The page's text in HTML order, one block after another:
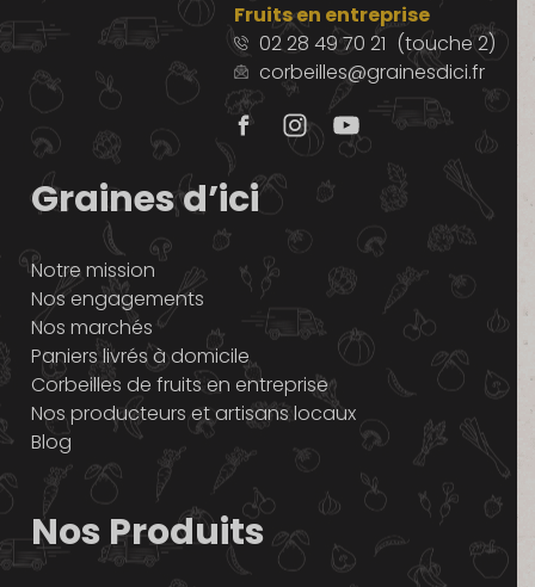
Fruits en entreprise
02 28 49 70 21 (touche 2)
corbeilles@grainesdici.fr
Graines d’ici
Notre mission
Nos engagements
Nos marchés
Paniers livrés à domicile
Corbeilles de fruits en entreprise
Nos producteurs et artisans locaux
Blog
Nos Produits